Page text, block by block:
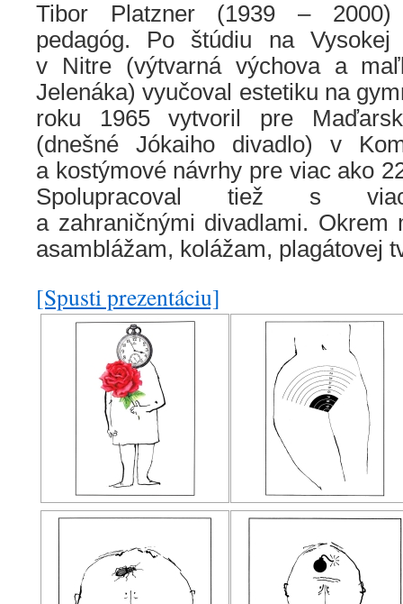
Tibor Platzner (1939 – 2000)
pedagóg. Po štúdiu na Vysokej
v Nitre (výtvarná výchova a
Jelenáka) vyučoval estetiku na
roku 1965 vytvoril pre
(dnešné Jókaiho divadlo) v
a kostýmové návrhy pre viac ako
Spolupracoval tiež s
a zahraničnými divadlami. Okrem
asamblážam, kolážam, plagátovej
[Spusti prezentáciu]